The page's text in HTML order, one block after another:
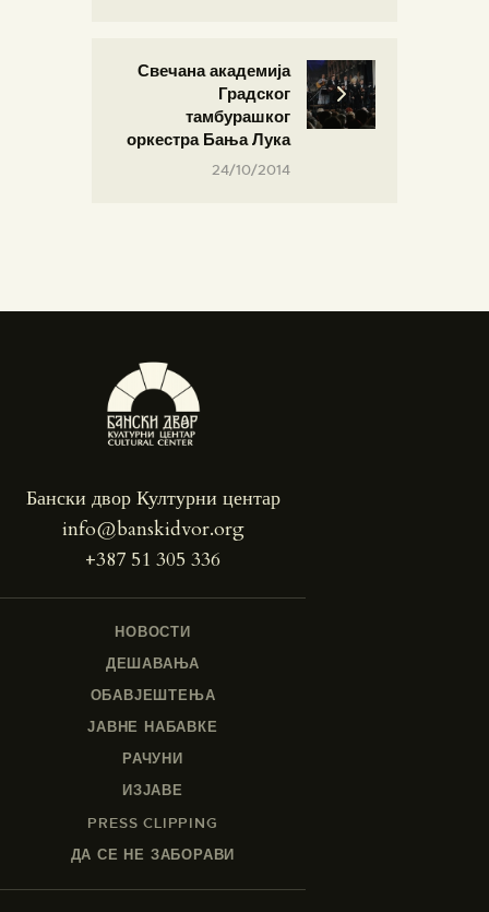
Свечана академија
Градског
тамбурашког
оркестра Бања Лука
24/10/2014
Бански двор Културни центар
info@banskidvor.org
+387 51 305 336
НОВОСТИ
ДЕШАВАЊА
ОБАВЈЕШТЕЊА
ЈАВНЕ НАБАВКЕ
РАЧУНИ
ИЗЈАВЕ
PRESS CLIPPING
ДА СЕ НЕ ЗАБОРАВИ